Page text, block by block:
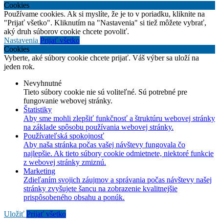
Cookies
Používame cookies. Ak si myslíte, že je to v poriadku, kliknite na
"Prijať všetko". Kliknutím na "Nastavenia" si tiež môžete vybrať,
aký druh súborov cookie chcete povoliť.
Nastavenia Prijať všetko
Cookies
Vyberte, aké súbory cookie chcete prijať. Váš výber sa uloží na
jeden rok.
Nevyhnutné
Tieto súbory cookie nie sú voliteľné. Sú potrebné pre
fungovanie webovej stránky.
Štatistiky
Aby sme mohli zlepšiť funkčnosť a štruktúru webovej stránky
na základe spôsobu používania webovej stránky.
Používateľská spokojnosť
Aby naša stránka počas vašej návštevy fungovala čo
najlepšie. Ak tieto súbory cookie odmietnete, niektoré funkcie
z webovej stránky zmiznú.
Marketing
Zdieľaním svojich záujmov a správania počas návštevy našej
stránky zvyšujete šancu na zobrazenie kvalitnejšie
prispôsobeného obsahu a ponúk.
Uložiť Prijať všetko